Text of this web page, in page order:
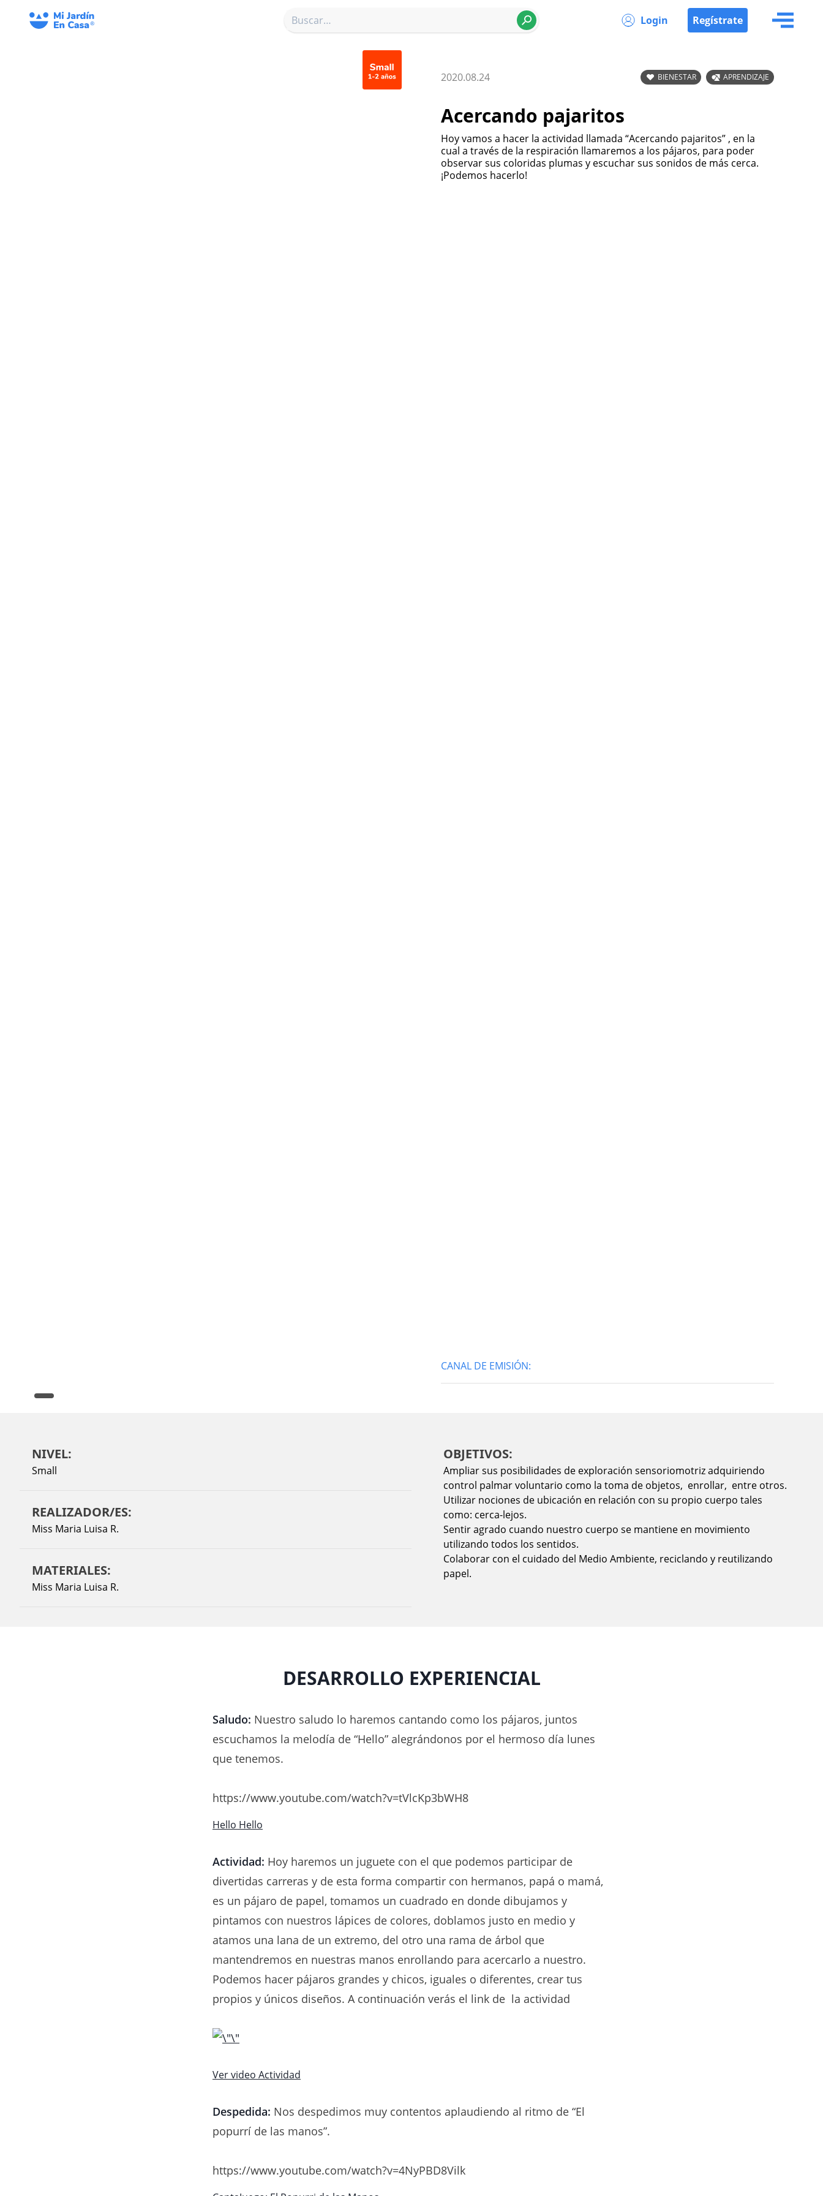
Login Regístrate
2020.08.24 BIENESTAR APRENDIZAJE
Acercando pajaritos
Hoy vamos a hacer la actividad llamada “Acercando pajaritos” , en la
cual a través de la respiración llamaremos a los pájaros, para poder
observar sus coloridas plumas y escuchar sus sonidos de más cerca.
¡Podemos hacerlo!
CANAL DE EMISIÓN:
NIVEL:
Small
REALIZADOR/ES:
Miss Maria Luisa R.
MATERIALES:
Miss Maria Luisa R.
OBJETIVOS:
Ampliar sus posibilidades de exploración sensoriomotriz adquiriendo
control palmar voluntario como la toma de objetos, enrollar, entre otros.
Utilizar nociones de ubicación en relación con su propio cuerpo tales
como: cerca-lejos.
Sentir agrado cuando nuestro cuerpo se mantiene en movimiento
utilizando todos los sentidos.
Colaborar con el cuidado del Medio Ambiente, reciclando y reutilizando
papel.
DESARROLLO EXPERIENCIAL
Saludo: Nuestro saludo lo haremos cantando como los pájaros, juntos
escuchamos la melodía de “Hello” alegrándonos por el hermoso día lunes
que tenemos.
https://www.youtube.com/watch?v=tVlcKp3bWH8
Hello Hello
Actividad: Hoy haremos un juguete con el que podemos participar de
divertidas carreras y de esta forma compartir con hermanos, papá o mamá,
es un pájaro de papel, tomamos un cuadrado en donde dibujamos y
pintamos con nuestros lápices de colores, doblamos justo en medio y
atamos una lana de un extremo, del otro una rama de árbol que
mantendremos en nuestras manos enrollando para acercarlo a nuestro.
Podemos hacer pájaros grandes y chicos, iguales o diferentes, crear tus
propios y únicos diseños. A continuación verás el link de la actividad
Ver video Actividad
Despedida: Nos despedimos muy contentos aplaudiendo al ritmo de “El
popurrí de las manos”.
https://www.youtube.com/watch?v=4NyPBD8Vilk